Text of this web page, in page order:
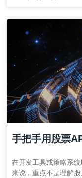
手把手用股票
在开发工具或策略系
来说，重点不是理解